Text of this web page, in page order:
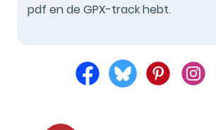
pdf en de GPX-track hebt.